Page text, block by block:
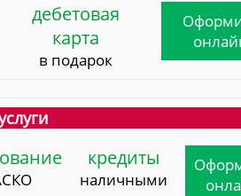
дебетовая
карта
в подарок
кредиты
наличными